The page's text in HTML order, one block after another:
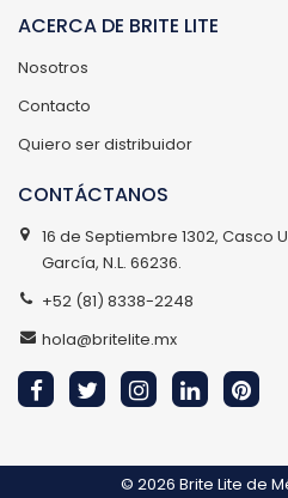
ACERCA DE BRITE LITE
Nosotros
Contacto
Quiero ser distribuidor
CONTÁCTANOS
16 de Septiembre 1302, Casco
García, N.L. 66236.
+52 (81) 8338-2248
hola@britelite.mx
© 2026 Brite Lite de